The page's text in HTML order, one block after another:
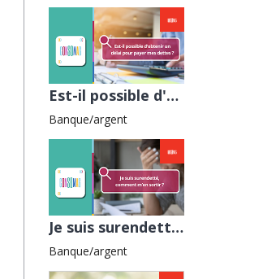
Est-il possible d'obtenir un délai pour payer mes dettes ? avec l'ALLDC
Banque/argent
Je suis surendetté, comment m’en sortir ? avec l'AFOC
Banque/argent